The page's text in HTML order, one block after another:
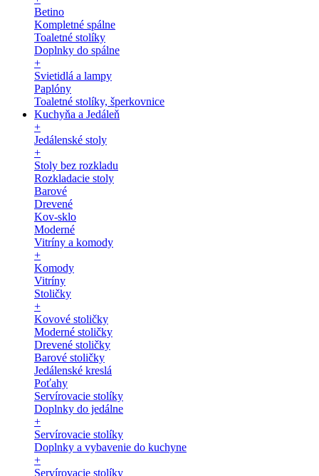
Betino
Kompletné spálne
Toaletné stolíky
Doplnky do spálne
+
Svietidlá a lampy
Paplóny
Toaletné stolíky, šperkovnice
Kuchyňa a Jedáleň
+
Jedálenské stoly
+
Stoly bez rozkladu
Rozkladacie stoly
Barové
Drevené
Kov-sklo
Moderné
Vitríny a komody
+
Komody
Vitríny
Stoličky
+
Kovové stoličky
Moderné stoličky
Drevené stoličky
Barové stoličky
Jedálenské kreslá
Poťahy
Servírovacie stolíky
Doplnky do jedálne
+
Servírovacie stolíky
Doplnky a vybavenie do kuchyne
+
Servírovacie stolíky